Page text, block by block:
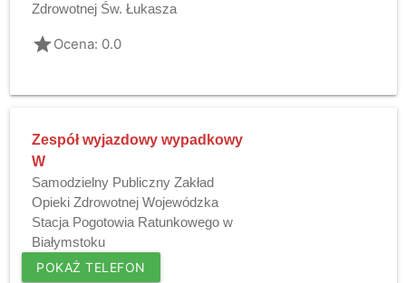
Zdrowotnej Św. Łukasza
gradeOcena: 0.0
Zespół wyjazdowy wypadkowy
W
Samodzielny Publiczny Zakład
Opieki Zdrowotnej Wojewódzka
Stacja Pogotowia Ratunkowego w
Białymstoku
POKAŻ TELEFON